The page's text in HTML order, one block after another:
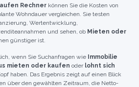
Rechner können Sie die Kosten von
Wohndauer vergleichen. Sie testen
Wertentwicklung,
und sehen, ob Mieten oder
günstiger ist.
wenn Sie Suchanfragen wie Immobilie
mieten oder kaufen oder lohnt sich
haben. Das Ergebnis zeigt auf einen Blick
über den gewählten Zeitraum, die Netto-